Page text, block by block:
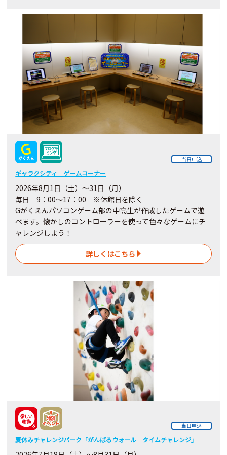
当日申込
ギャラクシティ ゲームコーナー
2026年8月1日（土）～31日（月）
毎日 9：00～17：00 ※休館日を除く
Gがくえんパソコンゲーム部の中高生が作成したゲームで遊
べます。懐かしのコントローラーを使って色々なゲームにチ
ャレンジしよう！
詳しくはこちら
当日申込
夏休みチャレンジパーク「がんばるウォール タイムチャレンジ」